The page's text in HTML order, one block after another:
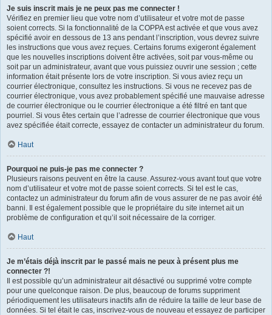
Je suis inscrit mais je ne peux pas me connecter !
Vérifiez en premier lieu que votre nom d’utilisateur et votre mot de passe
soient corrects. Si la fonctionnalité de la COPPA est activée et que vous avez
spécifié avoir en dessous de 13 ans pendant l’inscription, vous devrez suivre
les instructions que vous avez reçues. Certains forums exigeront également
que les nouvelles inscriptions doivent être activées, soit par vous-même ou
soit par un administrateur, avant que vous puissiez ouvrir une session ; cette
information était présente lors de votre inscription. Si vous aviez reçu un
courrier électronique, consultez les instructions. Si vous ne recevez pas de
courrier électronique, vous avez probablement spécifié une mauvaise adresse
de courrier électronique ou le courrier électronique a été filtré en tant que
pourriel. Si vous êtes certain que l’adresse de courrier électronique que vous
avez spécifiée était correcte, essayez de contacter un administrateur du forum.
Haut
Pourquoi ne puis-je pas me connecter ?
Plusieurs raisons peuvent en être la cause. Assurez-vous avant tout que votre
nom d’utilisateur et votre mot de passe soient corrects. Si tel est le cas,
contactez un administrateur du forum afin de vous assurer de ne pas avoir été
banni. Il est également possible que le propriétaire du site internet ait un
problème de configuration et qu’il soit nécessaire de la corriger.
Haut
Je m’étais déjà inscrit par le passé mais ne peux à présent plus me
connecter ?!
Il est possible qu’un administrateur ait désactivé ou supprimé votre compte
pour une quelconque raison. De plus, beaucoup de forums suppriment
périodiquement les utilisateurs inactifs afin de réduire la taille de leur base de
données. Si tel était le cas, inscrivez-vous de nouveau et essayez de participer